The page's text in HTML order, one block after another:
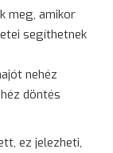
meg, amikor
segíthetnek
nehéz
döntés
ez jelezheti,